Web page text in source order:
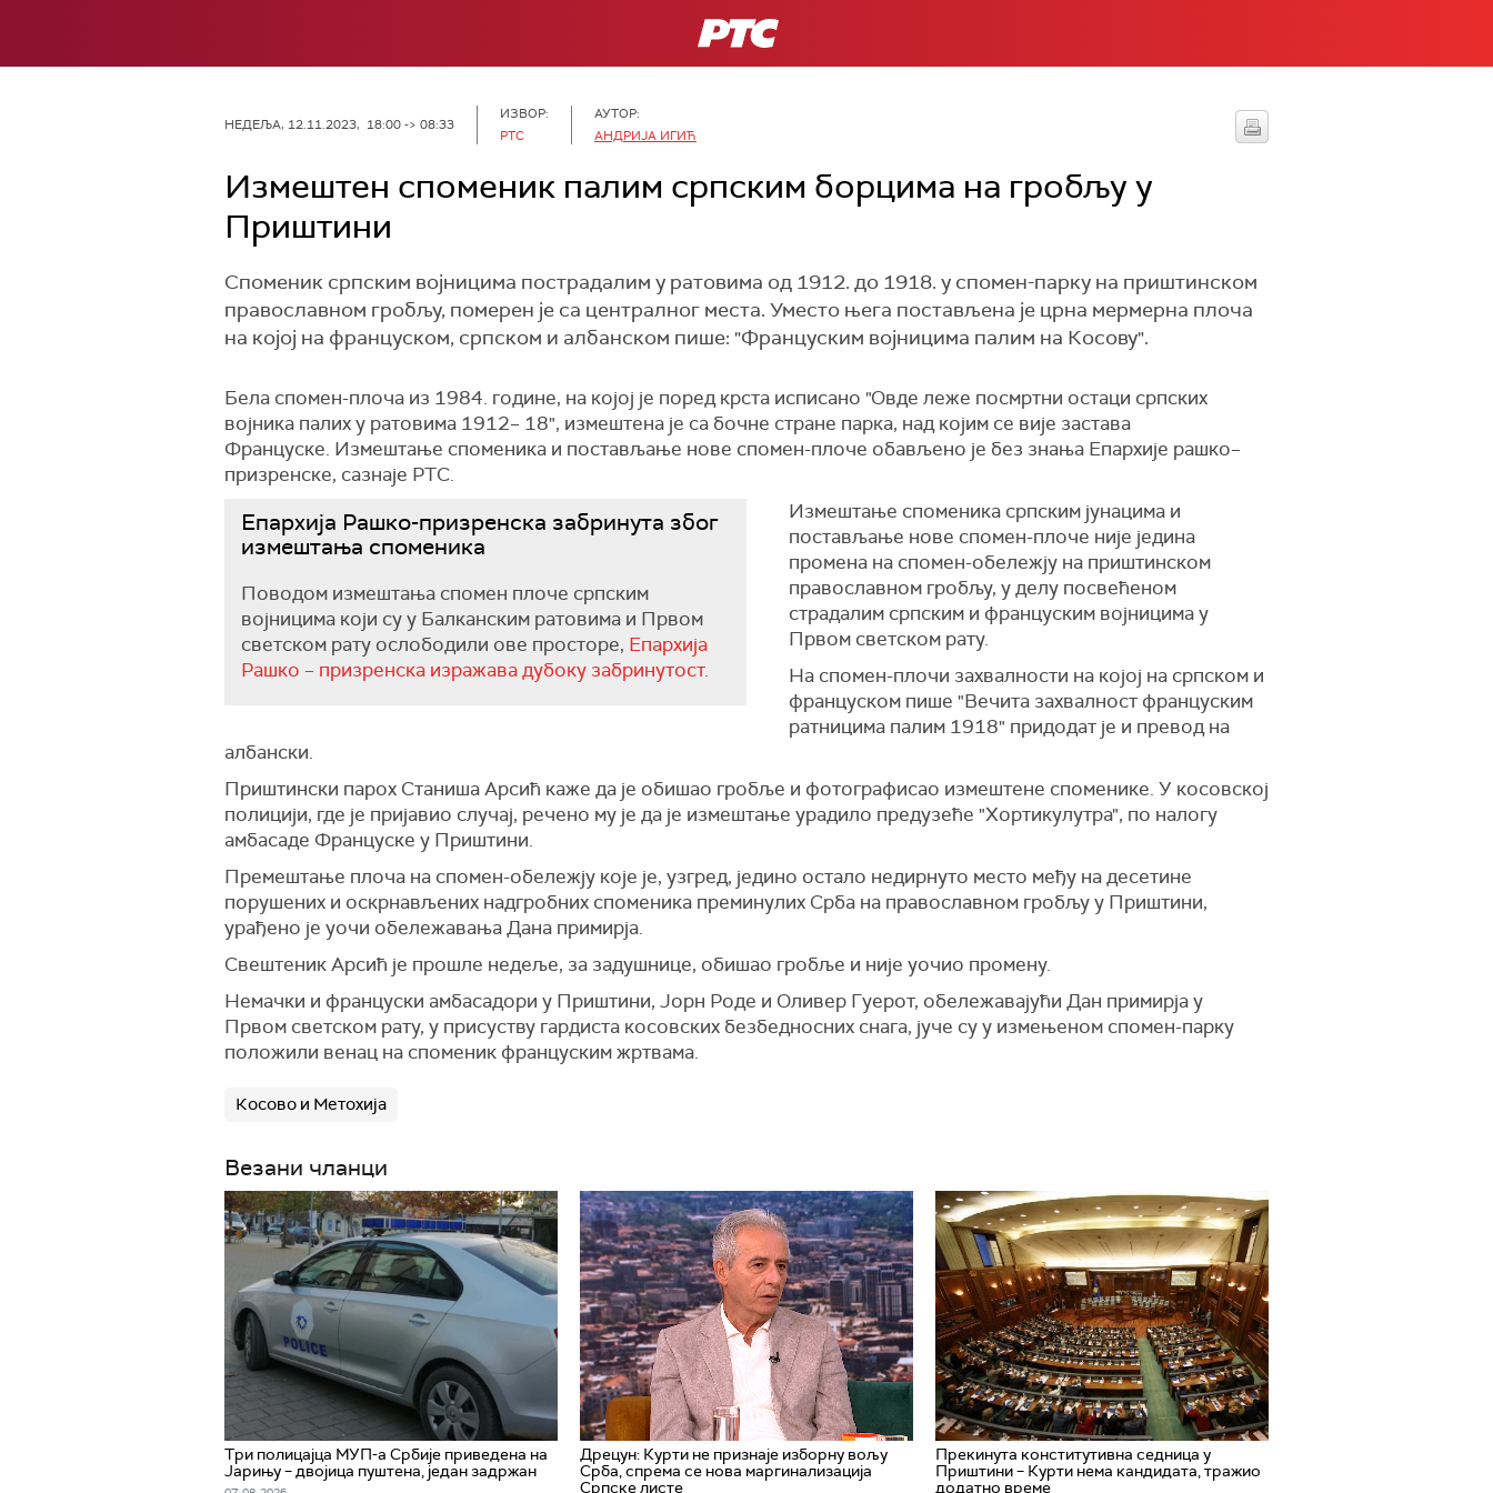
РТС
НЕДЕЉА, 12.11.2023, 18:00 -> 08:33
ИЗВОР:
РТС
АУТОР:
АНДРИЈА ИГИЋ
Измештен споменик палим српским борцима на гробљу у
Приштини
Споменик српским војницима пострадалим у ратовима од 1912. до 1918. у спомен-парку на приштинском
православном гробљу, померен је са централног места. Уместо њега постављена је црна мермерна плоча
на којој на француском, српском и албанском пише: "Француским војницима палим на Косову".
Бела спомен-плоча из 1984. године, на којој је поред крста исписано "Овде леже посмртни остаци српских
војника палих у ратовима 1912– 18", измештена је са бочне стране парка, над којим се вије застава
Француске. Измештање споменика и постављање нове спомен-плоче обављено је без знања Епархије рашко–
призренске, сазнаје РТС.
Епархија Рашко-призренска забринута због
измештања споменика
Поводом измештања спомен плоче српским
војницима који су у Балканским ратовима и Првом
светском рату ослободили ове просторе, Епархија
Рашко – призренска изражава дубоку забринутост.
Измештање споменика српским јунацима и
постављање нове спомен-плоче није једина
промена на спомен-обележју на приштинском
православном гробљу, у делу посвећеном
страдалим српским и француским војницима у
Првом светском рату.
На спомен-плочи захвалности на којој на српском и
француском пише "Вечита захвалност француским
ратницима палим 1918" придодат је и превод на
албански.
Приштински парох Станиша Арсић каже да је обишао гробље и фотографисао измештене споменике. У косовској
полицији, где је пријавио случај, речено му је да је измештање урадило предузеће "Хортикулутра", по налогу
амбасаде Француске у Приштини.
Премештање плоча на спомен-обележју које је, узгред, једино остало недирнуто место међу на десетине
порушених и оскрнављених надгробних споменика преминулих Срба на православном гробљу у Приштини,
урађено је уочи обележавања Дана примирја.
Свештеник Арсић је прошле недеље, за задушнице, обишао гробље и није уочио промену.
Немачки и француски амбасадори у Приштини, Јорн Роде и Оливер Гуерот, обележавајући Дан примирја у
Првом светском рату, у присуству гардиста косовских безбедносних снага, јуче су у измењеном спомен-парку
положили венац на споменик француским жртвама.
Косово и Метохија
Везани чланци
Три полицајца МУП-а Србије приведена на
Јарињу – двојица пуштена, један задржан
Дрецун: Курти не признаје изборну вољу
Срба, спрема се нова маргинализација
Српске листе
Прекинута конститутивна седница у
Приштини – Курти нема кандидата, тражио
додатно време